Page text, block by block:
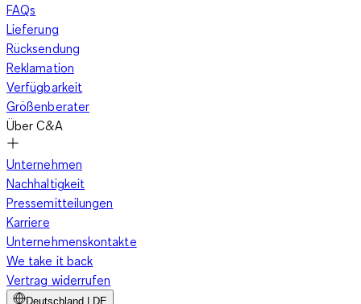
FAQs
Lieferung
Rücksendung
Reklamation
Verfügbarkeit
Größenberater
Über C&A
Unternehmen
Nachhaltigkeit
Pressemitteilungen
Karriere
Unternehmenskontakte
We take it back
Vertrag widerrufen
Deutschland | DE